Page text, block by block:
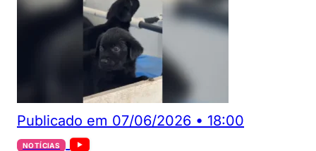
Publicado em 07/06/2026 • 18:00
NOTÍCIAS